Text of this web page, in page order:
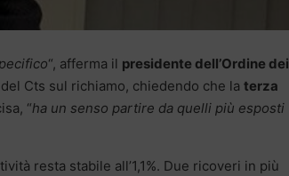
“, afferma il presidente dell’Ordine dei
Cts sul richiamo, chiedendo che la terza
“ha un senso partire da quelli più esposti
resta stabile all’1,1%. Due ricoveri in più